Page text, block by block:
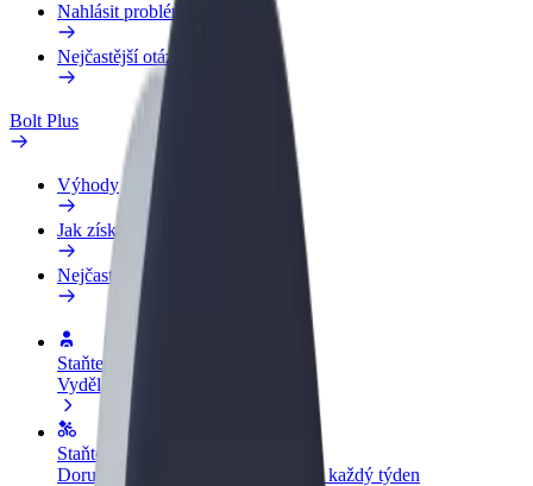
Nahlásit problém
Nejčastější otázky
Bolt Plus
Výhody
Jak získat členství
Nejčastější otázky
Staňte se řidičem
Vydělávejte podle sebe
Staňte se kurýrem
Doručujte jídlo a dostávejte výplatu každý týden